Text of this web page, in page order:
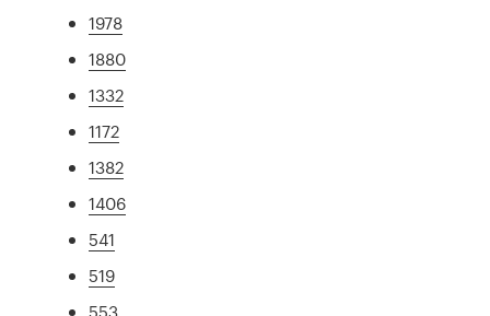
1978
1880
1332
1172
1382
1406
541
519
553